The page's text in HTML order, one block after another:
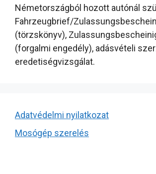
Németországból hozott autónál
Fahrzeugbrief/
(törzskönyv),
(forgalmi engedély), adásvételi
eredetiségvizsgálat.
Adatvédelmi nyilatkozat
Mosógép szerelés